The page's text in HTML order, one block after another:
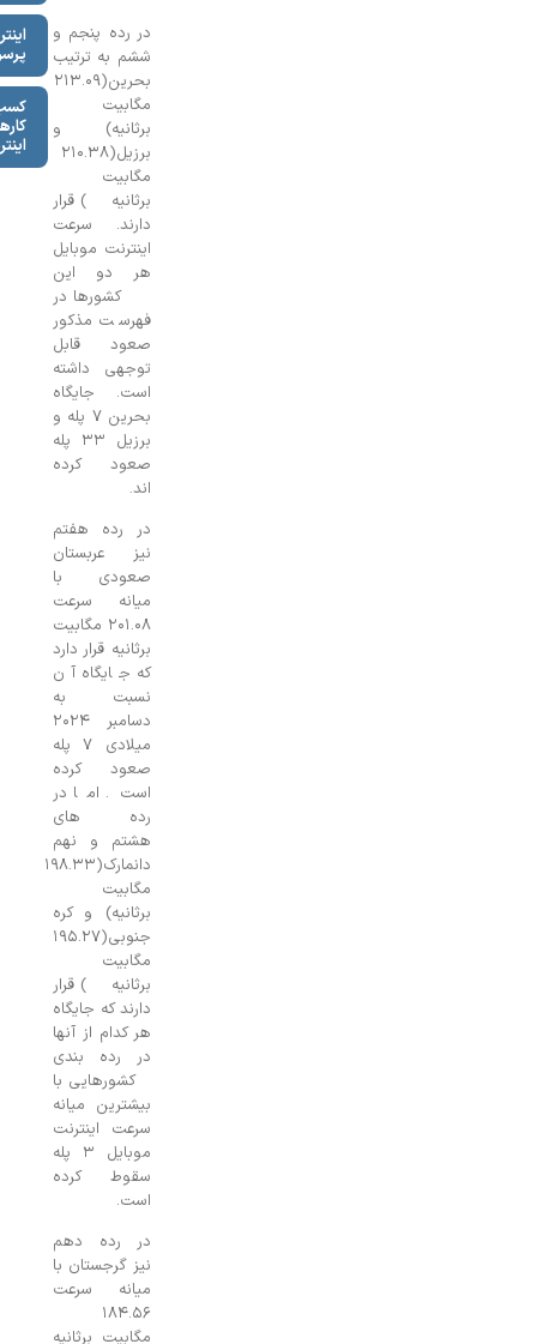
در رده پنجم و
ششم به ترتیب
بحرین(۲۱۳.۰۹
برثانیه) و
برزیل(۲۱۰.۳۸
برثانیه) قرار
دارند. سرعت
اینترنت موبایل
هر دو این
کشورها در
فهرست مذکور
صعود قابل
توجهی داشته
است. جایگاه
بحرین ۷ پله و
برزیل ۳۳ پله
صعود کرده
در رده هفتم
نیز عربستان
صعودی با
میانه سرعت
۲۰۱.۰۸ مگابیت
برثانیه قرار دارد
که جایگاه آن
نسبت به
دسامبر ۲۰۲۴
میلادی ۷ پله
صعود کرده
است. اما در
رده های
هشتم و نهم
دانمارک(۱۹۸.۳۳
برثانیه) و کره
جنوبی(۱۹۵.۲۷
برثانیه) قرار
دارند که جایگاه
هر کدام از آنها
در رده بندی
کشورهایی با
بیشترین میانه
سرعت اینترنت
موبایل ۳ پله
سقوط کرده
در رده دهم
نیز گرجستان با
میانه سرعت
مگابیت برثانیه
اینترنت
پرسرعت
کارهای
اینترنتی